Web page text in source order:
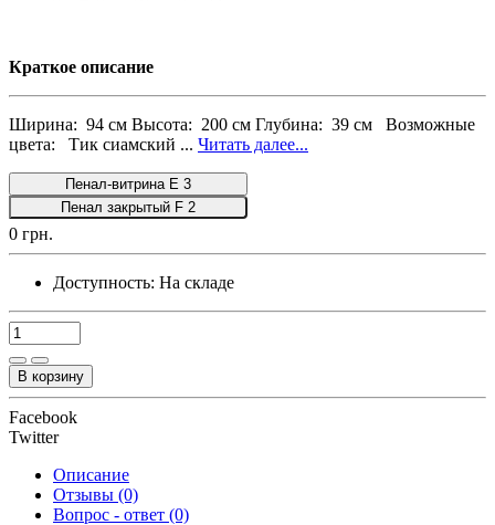
Краткое описание
Ширина: 94 см Высота: 200 см Глубина: 39 см Возможные
цвета: Тик сиамский ... Читать далее...
Пенал-витрина E 3
Пенал закрытый F 2
0 грн.
Доступность: На складе
В корзину
Facebook
Twitter
Описание
Отзывы (0)
Вопрос - ответ (0)